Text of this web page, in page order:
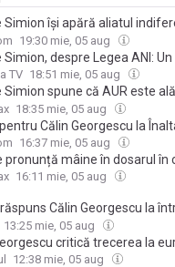
Simion își apără aliatul
fie președintele României"
19:30 mie, 05 aug
Simion, despre Legea ANI:
de relaţia cu Călin
TV 18:51 mie, 05 aug
Simion spune că AUR este
României”. Liderul AUR
18:35 mie, 05 aug
Călin Georgescu la
în care este acuzat de
16:37 mie, 05 aug
pronunță mâine în dosarul
de lovitură de stat
16:11 mie, 05 aug
Călin Georgescu la
actuala criză energetică:
13:25 mie, 05 aug
critică trecerea la
la leu, renunți la suveranitate”
12:38 mie, 05 aug